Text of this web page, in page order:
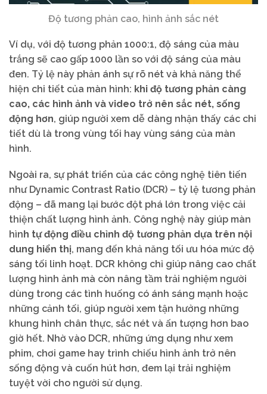
Độ tương phản cao, hình ảnh sắc nét
Ví dụ, với độ tương phản 1000:1, độ sáng của màu
trắng sẽ cao gấp 1000 lần so với độ sáng của màu
đen. Tỷ lệ này phản ánh sự rõ nét và khả năng thể
hiện chi tiết của màn hình: khi độ tương phản càng
cao, các hình ảnh và video trở nên sắc nét, sống
động hơn, giúp người xem dễ dàng nhận thấy các chi
tiết dù là trong vùng tối hay vùng sáng của màn
hình.
Ngoài ra, sự phát triển của các công nghệ tiên tiến
như Dynamic Contrast Ratio (DCR) – tỷ lệ tương phản
động – đã mang lại bước đột phá lớn trong việc cải
thiện chất lượng hình ảnh. Công nghệ này giúp màn
hình tự động điều chỉnh độ tương phản dựa trên nội
dung hiển thị, mang đến khả năng tối ưu hóa mức độ
sáng tối linh hoạt. DCR không chỉ giúp nâng cao chất
lượng hình ảnh mà còn nâng tầm trải nghiệm người
dùng trong các tình huống có ánh sáng mạnh hoặc
những cảnh tối, giúp người xem tận hưởng những
khung hình chân thực, sắc nét và ấn tượng hơn bao
giờ hết. Nhờ vào DCR, những ứng dụng như xem
phim, chơi game hay trình chiếu hình ảnh trở nên
sống động và cuốn hút hơn, đem lại trải nghiệm
tuyệt vời cho người sử dụng.